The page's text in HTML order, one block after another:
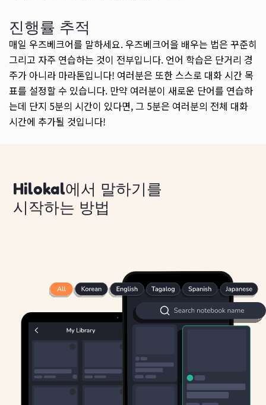
진행률 추적
매일 우즈베크어를 말하세요. 우즈베크어을 배우는 법은 꾸준히
그리고 자주 연습하는 것이 전부입니다. 언어 학습은 단거리 경
주가 아니라 마라톤입니다! 여러분은 또한 스스로 대화 시간 목
표를 설정할 수 있습니다. 만약 여러분이 새로운 단어를 연습하
는데 단지 5분의 시간이 있다면, 그 5분은 여러분의 전체 대화
시간에 추가될 것입니다!
Hilokal에서 말하기를
시작하는 방법